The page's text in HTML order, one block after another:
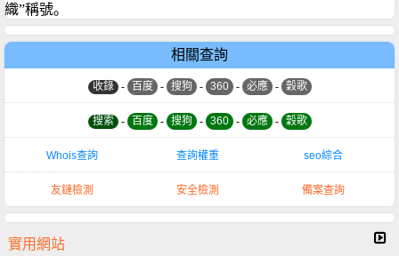
織”稱號。
相關查詢
收錄 - 百度 - 搜狗 - 360 - 必應 - 穀歌
搜索 - 百度 - 搜狗 - 360 - 必應 - 穀歌
Whois查詢 查詢權重 seo綜合
友鏈檢測 安全檢測 備案查詢
實用網站